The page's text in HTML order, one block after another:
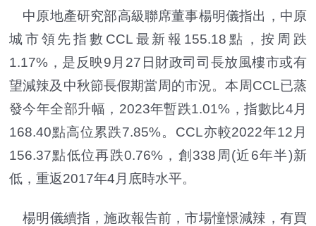
中原地產研究部高級聯席董事楊明儀指出，中原
城市領先指數CCL最新報155.18點，按周跌
1.17%，是反映9月27日財政司司長放風樓市或有
望減辣及中秋節長假期當周的市況。本周CCL已蒸
發今年全部升幅，2023年暫跌1.01%，指數比4月
168.40點高位累跌7.85%。CCL亦較2022年12月
156.37點低位再跌0.76%，創338周(近6年半)新
低，重返2017年4月底時水平。
楊明儀續指，施政報告前，市場憧憬減辣，有買